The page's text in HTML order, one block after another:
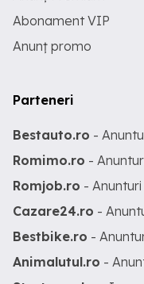
Abonament VIP
Anunț promo
Parteneri
Bestauto.ro -
Romimo.ro -
Romjob.ro -
Cazare24.ro -
Bestbike.ro -
Animalutul.ro -